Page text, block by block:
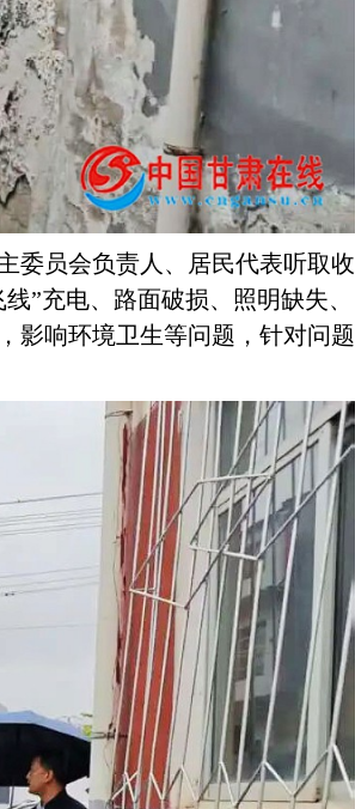
委员会负责人、居民代表听取收
线”充电、路面破损、照明缺失、
影响环境卫生等问题，针对问题